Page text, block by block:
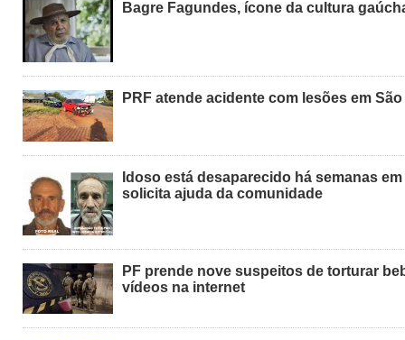
Bagre Fagundes, ícone da cultura
PRF atende acidente com lesões em
Idoso está desaparecido há semanas
solicita ajuda da comunidade
PF prende nove suspeitos de torturar
vídeos na internet